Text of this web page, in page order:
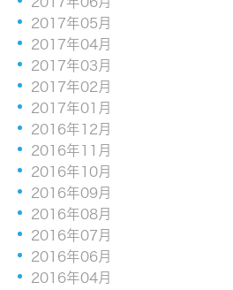
2017年05月
2017年04月
2017年03月
2017年02月
2017年01月
2016年12月
2016年11月
2016年10月
2016年09月
2016年08月
2016年07月
2016年06月
2016年04月